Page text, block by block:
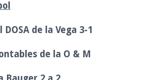
de la Vega 3-1
de la O & M